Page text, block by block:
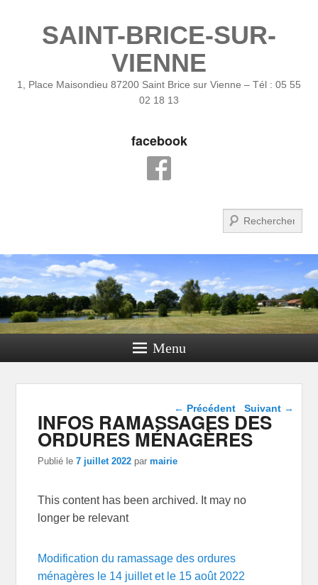
SAINT-BRICE-SUR-
VIENNE
1, Place Maisondieu 87200 Saint Brice sur Vienne – Tél : 05 55
02 18 13
facebook
Menu
Navigation dans les
articles
← Précédent Suivant →
INFOS RAMASSAGES DES
ORDURES MÉNAGÈRES
Publié le7 juillet 2022 parmairie
This content has been archived. It may no
longer be relevant
Modification du ramassage des ordures
ménagères le 14 juillet et le 15 août 2022